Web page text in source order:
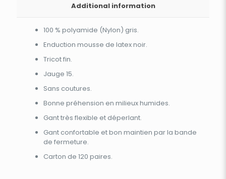
Additional information
100 % polyamide (Nylon) gris.
Enduction mousse de latex noir.
Tricot fin.
Jauge 15.
Sans coutures.
Bonne préhension en milieux humides.
Gant très flexible et déperlant.
Gant confortable et bon maintien par la bande
de fermeture.
Carton de 120 paires.